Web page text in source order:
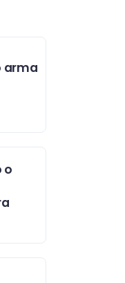
arma
o